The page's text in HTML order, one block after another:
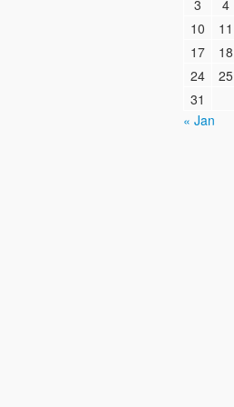
3
4
10
11
17
18
24
25
31
« Jan